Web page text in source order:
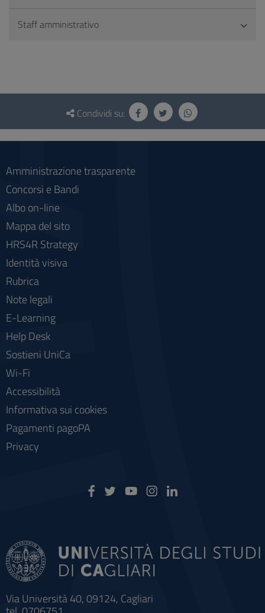
Staff amministrativo
Questionario
social
Condividi su:
Via Università 40, 09124, Cagliari
Amministrazione trasparente
Concorsi e Bandi
Albo on-line
Mappa del sito
HRS4R Strategy
Identità visiva
Rubrica
Note legali
E-Learning
Help Desk
Sostieni UniCa
Wi-Fi
Accessibilità
Informativa sui cookies
Pagamenti pagoPA
Privacy